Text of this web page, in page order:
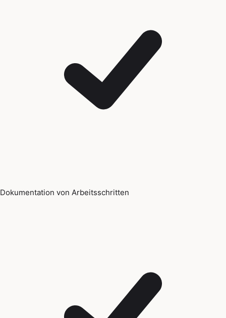
Dokumentation von Arbeitsschritten